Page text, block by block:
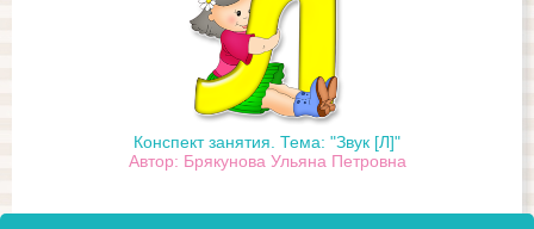
Конспект занятия. Тема: "Звук [Л]"
Автор: Брякунова Ульяна Петровна